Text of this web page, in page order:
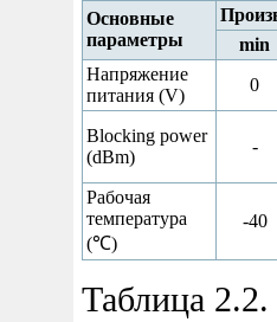
Основные
параметры
min
Напряжение
питания (V)
0
Blocking power
(dBm)
-
Рабочая
температура
(℃)
-40
Таблица